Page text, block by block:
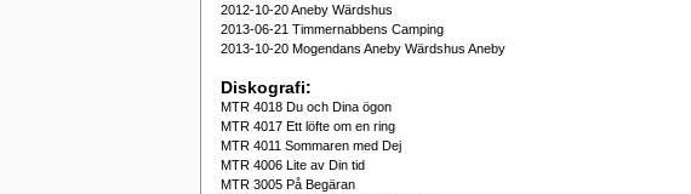
2012-10-20 Aneby Wärdshus
2013-06-21 Timmernabbens Camping
2013-10-20 Mogendans Aneby Wärdshus Aneby
Diskografi:
MTR 4018 Du och Dina ögon
MTR 4017 Ett löfte om en ring
MTR 4011 Sommaren med Dej
MTR 4006 Lite av Din tid
MTR 3005 På Begäran